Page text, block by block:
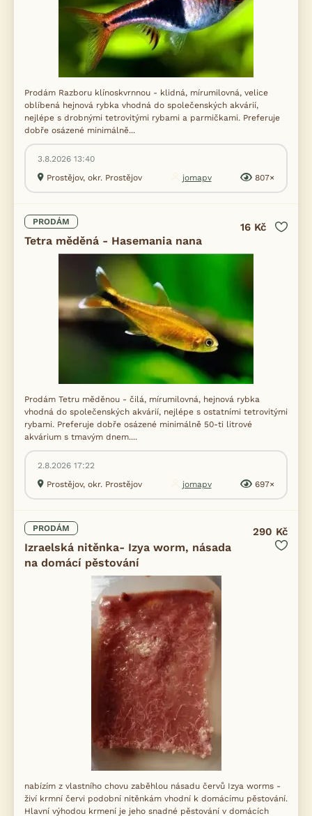
Prodám Razboru klínoskvrnnou - klidná, mírumilovná, velice
oblíbená hejnová rybka vhodná do společenských akvárií,
nejlépe s drobnými tetrovitými rybami a parmičkami. Preferuje
dobře osázené minimálně...
3.8.2026 13:40
Prostějov, okr. Prostějov
jomapv 807×
PRODÁM
Tetra měděná - Hasemania nana
16 Kč
Prodám Tetru měděnou - čilá, mírumilovná, hejnová rybka
vhodná do společenských akvárií, nejlépe s ostatními tetrovitými
rybami. Preferuje dobře osázené minimálně 50-ti litrové
akvárium s tmavým dnem....
2.8.2026 17:22
Prostějov, okr. Prostějov
jomapv 697×
PRODÁM
Izraelská nitěnka- Izya worm, násada
na domácí pěstování
290 Kč
nabízím z vlastního chovu zaběhlou násadu červů Izya worms -
živí krmní červi podobní nitěnkám vhodní k domácímu pěstování.
Hlavní výhodou krmení je jeho snadné pěstování v domácích